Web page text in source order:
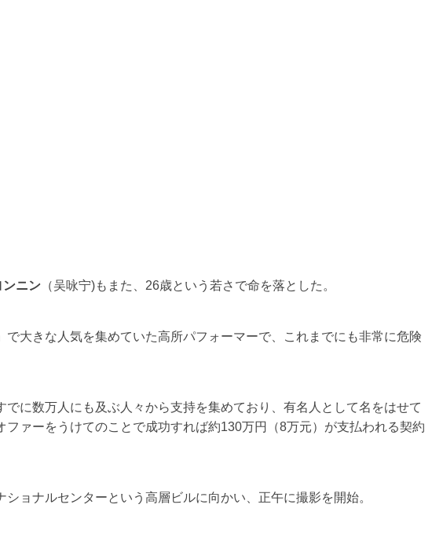
ンニン （吴咏宁)もまた、26歳という若さで命を落とした。
大きな人気を集めていた高所パフォーマーで、これまでにも非常に危険
に数万人にも及ぶ人々から支持を集めており、有名人として名をはせて
ファーをうけてのことで成功すれば約130万円（8万元）が支払われる契約
ョナルセンターという高層ビルに向かい、正午に撮影を開始。